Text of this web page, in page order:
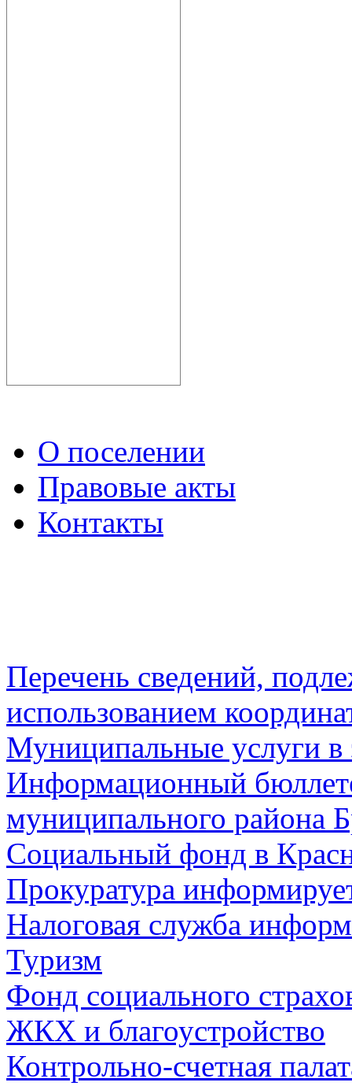
О поселении
Правовые акты
Контакты
Перечень сведений,
использованием
Муниципальные услуги в
Информационный
муниципального района
Социальный фонд в
Прокуратура
Налоговая служба
Туризм
Фонд социального
ЖКХ и благоустройство
Контрольно-счетная